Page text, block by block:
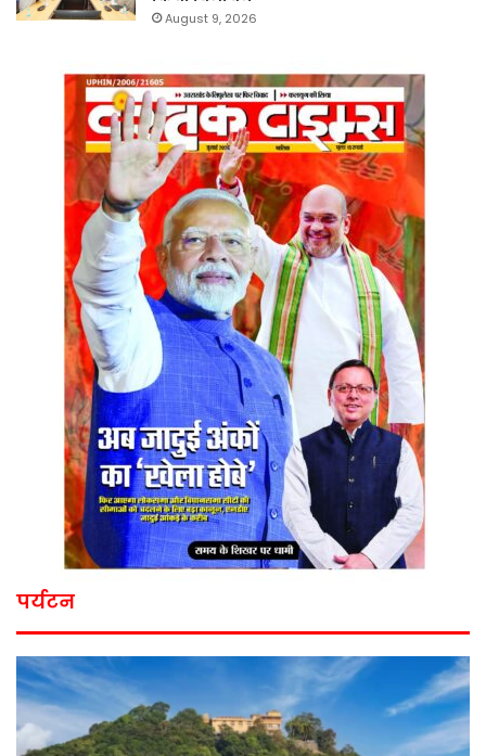
August 9, 2026
पर्यटन